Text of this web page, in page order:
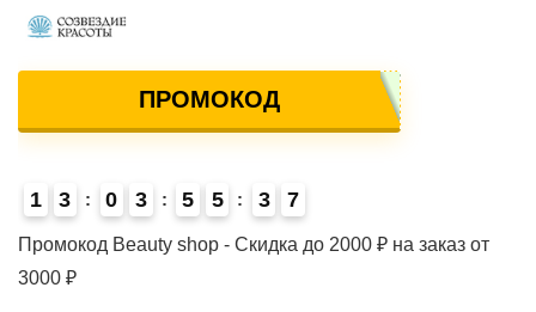
ПРОМОКОД
1
4
3 0 3 5 5 3 6
7
Промокод Beauty shop - Скидка до 2000 ₽ на заказ от
3000 ₽